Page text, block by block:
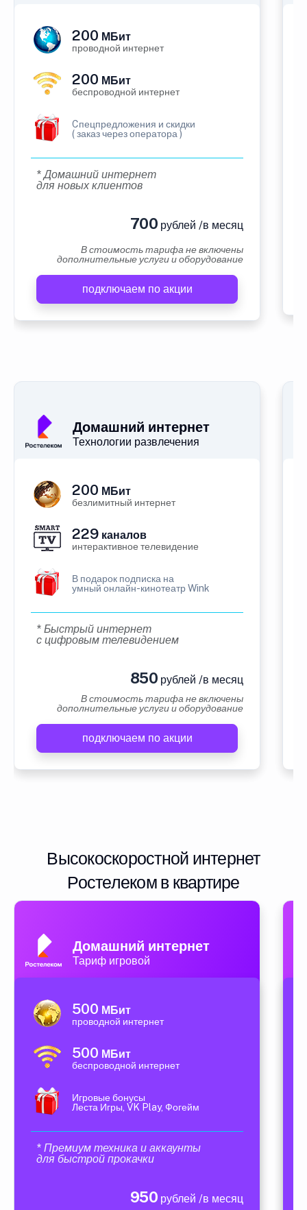
200 МБит
проводной интернет
200 МБит
беспроводной интернет
Cпецпредложения и скидки
( заказ через оператора )
* Домашний интернет
для новых клиентов
700 рублей /в месяц
В стоимость тарифа не включены
дополнительные услуги и оборудование
подключаем по акции
Домашний интернет
Технологии развлечения
200 МБит
безлимитный интернет
229 каналов
интерактивное телевидение
В подарок подписка на
умный онлайн-кинотеатр Wink
* Быстрый интернет
с цифровым телевидением
850 рублей /в месяц
В стоимость тарифа не включены
дополнительные услуги и оборудование
подключаем по акции
Высокоскоростной интернет
Ростелеком в квартире
Домашний интернет
Тариф игровой
500 МБит
проводной интернет
500 МБит
беспроводной интернет
Игровые бонусы
Леста Игры, VK Play, Фогейм
* Премиум техника и аккаунты
для быстрой прокачки
950 рублей /в месяц